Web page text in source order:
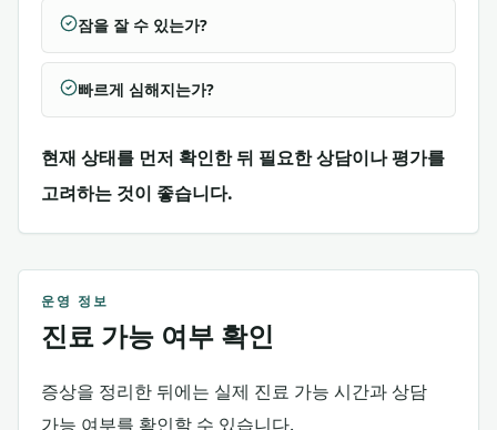
잠을 잘 수 있는가?
빠르게 심해지는가?
현재 상태를 먼저 확인한 뒤 필요한 상담이나 평가를
고려하는 것이 좋습니다.
운영 정보
진료 가능 여부 확인
증상을 정리한 뒤에는 실제 진료 가능 시간과 상담
가능 여부를 확인할 수 있습니다.